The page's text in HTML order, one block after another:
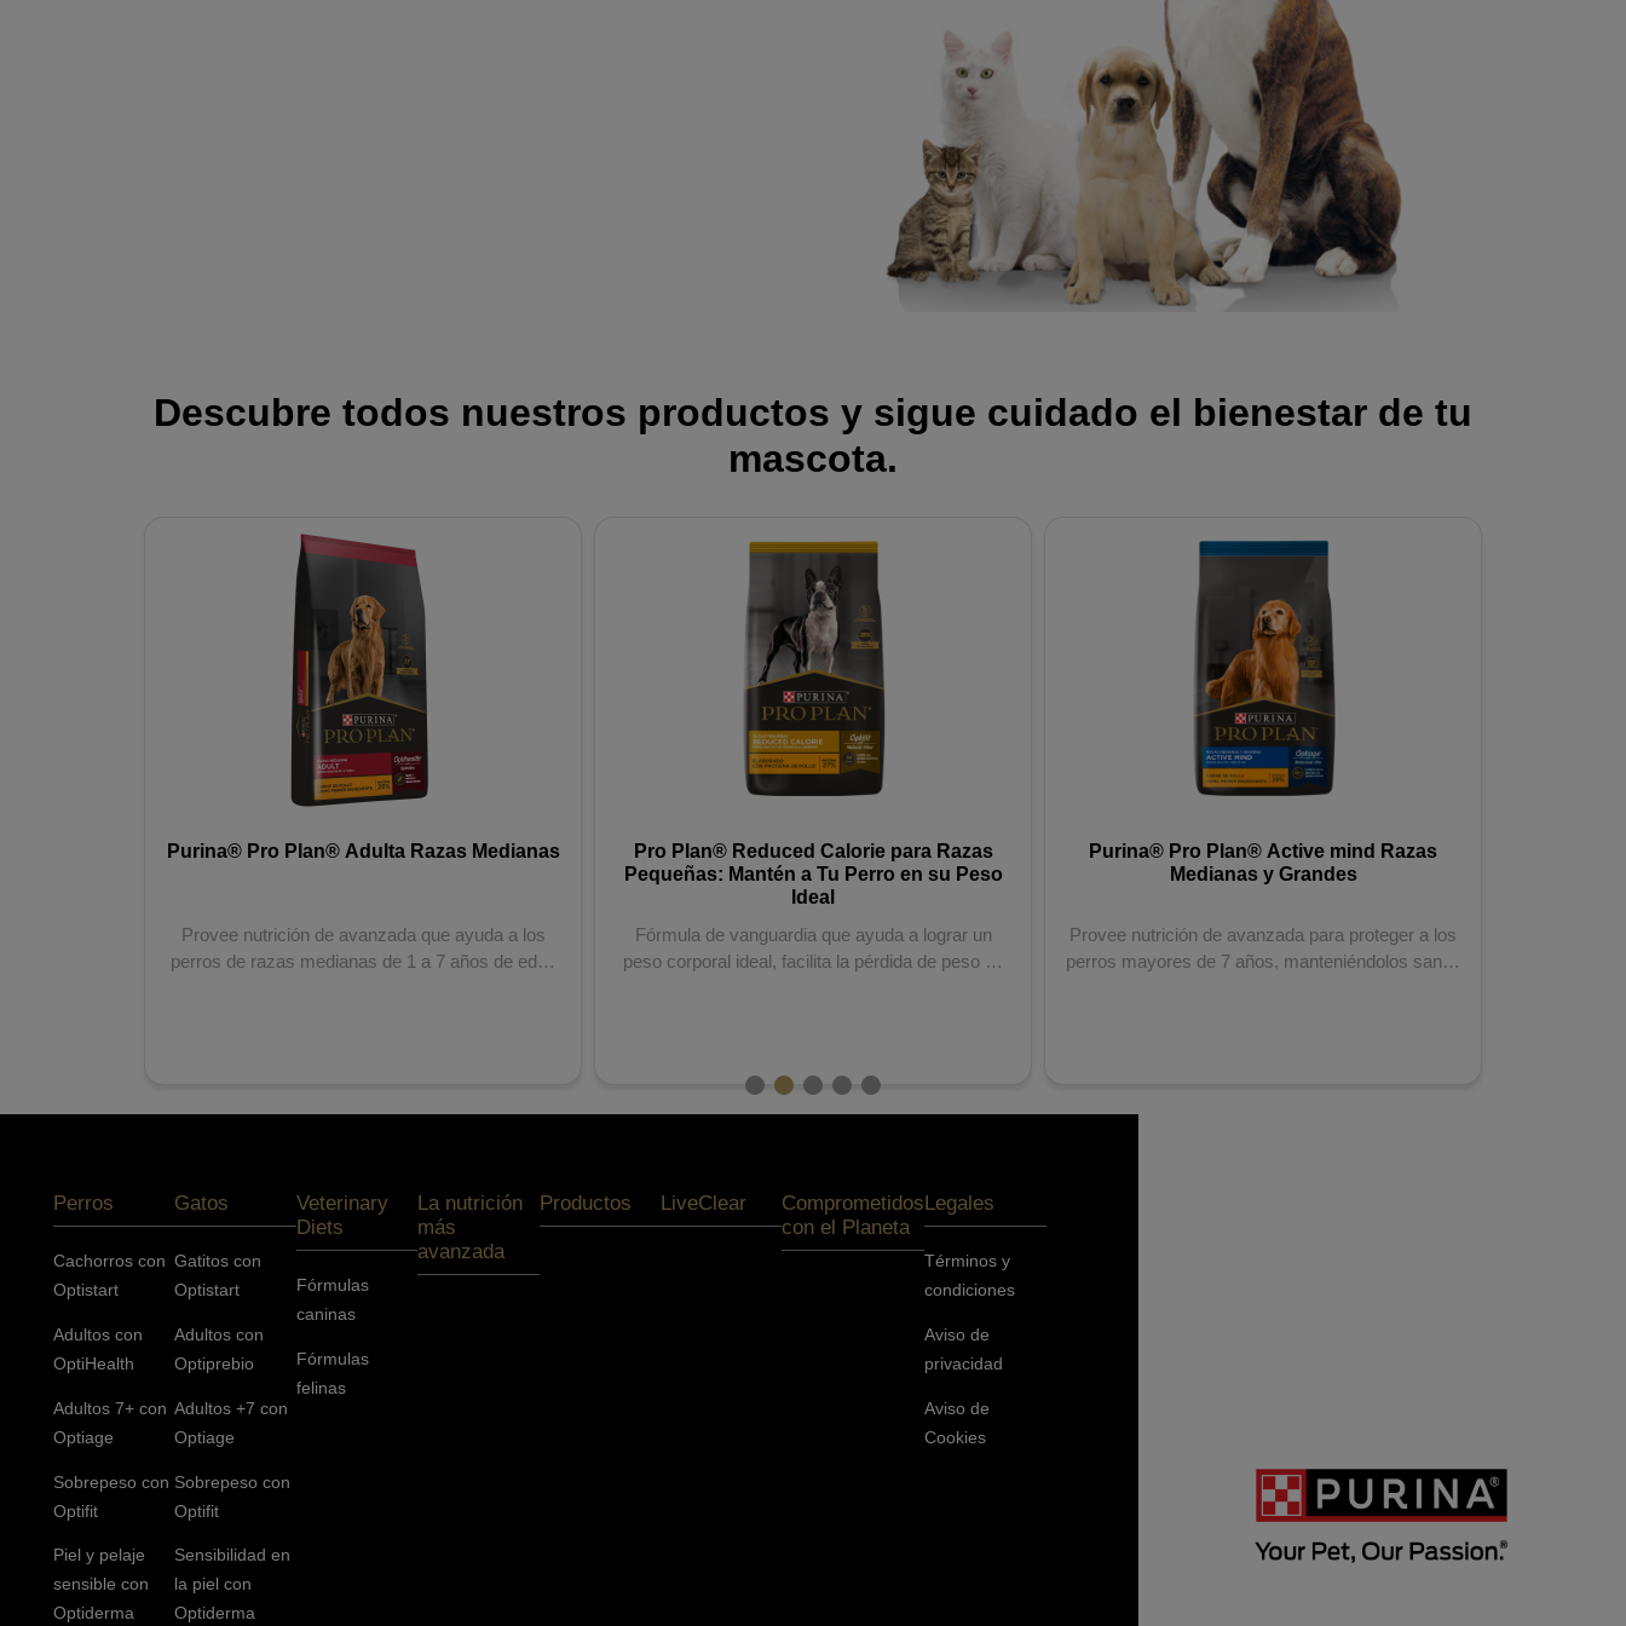
Descubre todos nuestros productos y sigue cuidado el bienestar de tu
mascota.
Purina® Pro Plan® Adulta Razas Medianas
Provee nutrición de avanzada que ayuda a los
perros de razas medianas de 1 a 7 años de edad
Pro Plan® Reduced Calorie para Razas
Pequeñas: Mantén a Tu Perro en su Peso
Ideal
Fórmula de vanguardia que ayuda a lograr un
peso corporal ideal, facilita la pérdida de peso en
Purina® Pro Plan® Active mind Razas
Medianas y Grandes
Provee nutrición de avanzada para proteger a los
perros mayores de 7 años, manteniéndolos sanos
Perros
Cachorros con
Optistart
Adultos con
OptiHealth
Adultos 7+ con
Optiage
Sobrepeso con
Optifit
Piel y pelaje
sensible con
Optiderma
Gatos
Gatitos con
Optistart
Adultos con
Optiprebio
Adultos +7 con
Optiage
Sobrepeso con
Optifit
Sensibilidad en
la piel con
Optiderma
Veterinary
Diets
Fórmulas
caninas
Fórmulas
felinas
La nutrición
más
avanzada
Productos LiveClear
Comprometidos
con el Planeta
Legales
Términos y
condiciones
Aviso de
privacidad
Aviso de
Cookies